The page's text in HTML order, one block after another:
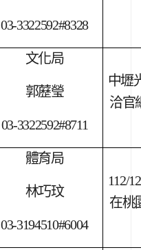
03-3322592#8328
文化局
郭藶瑩
03-3322592#8711
中壢
洽官
體育局
林巧玟
03-3194510#6004
112/
在桃